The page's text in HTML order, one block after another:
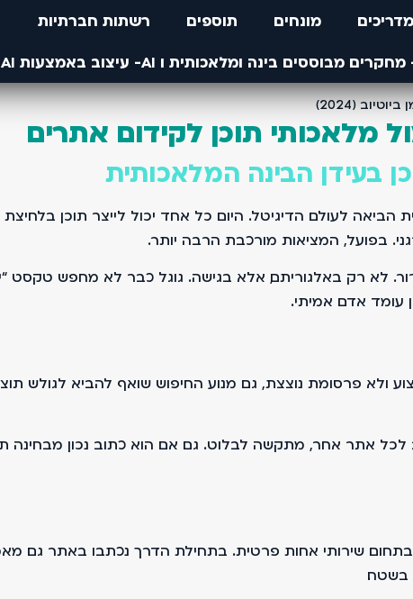
מדריכים מונחים תוספים
רשתות חברתיות
(2024)
מלאכותי תוכן לקידום אתרים
הבינה המלאכותית
לעולם הדיגיטל. היום כל אחד יכול לייצר תוכן בלחיצת
בפועל, המציאות מורכבת הרבה יותר.
עומד אדם אמיתי.
פרסומת נוצצת, גם מנוע החיפוש שואף להביא לגולש
אתר אחר, מתקשה לבלוט. גם אם הוא כתוב נכון מבחינה
שירותי אחות פרטית. בתחילת הדרך נכתבו באתר גם
בשטח.